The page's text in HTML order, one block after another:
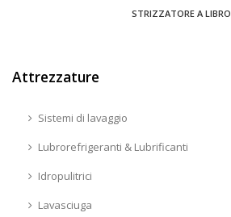
STRIZZATORE A LIBRO
Attrezzature
Sistemi di lavaggio
Lubrorefrigeranti & Lubrificanti
Idropulitrici
Lavasciuga